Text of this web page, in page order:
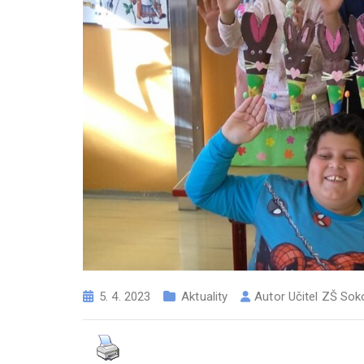
5. 4. 2023 Aktuality Autor Učitel ZŠ